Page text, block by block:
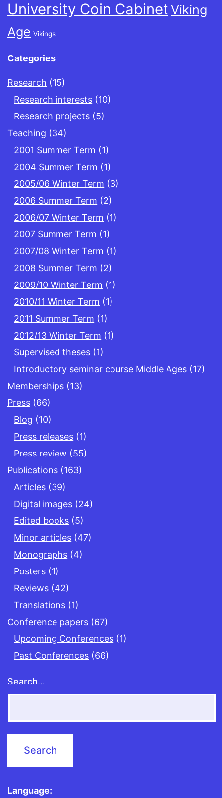
University Coin Cabinet Viking
Age Vikings
Categories
Research (15)
Research interests (10)
Research projects (5)
Teaching (34)
2001 Summer Term (1)
2004 Summer Term (1)
2005/06 Winter Term (3)
2006 Summer Term (2)
2006/07 Winter Term (1)
2007 Summer Term (1)
2007/08 Winter Term (1)
2008 Summer Term (2)
2009/10 Winter Term (1)
2010/11 Winter Term (1)
2011 Summer Term (1)
2012/13 Winter Term (1)
Supervised theses (1)
Introductory seminar course Middle Ages (17)
Memberships (13)
Press (66)
Blog (10)
Press releases (1)
Press review (55)
Publications (163)
Articles (39)
Digital images (24)
Edited books (5)
Minor articles (47)
Monographs (4)
Posters (1)
Reviews (42)
Translations (1)
Conference papers (67)
Upcoming Conferences (1)
Past Conferences (66)
Search…
Language: